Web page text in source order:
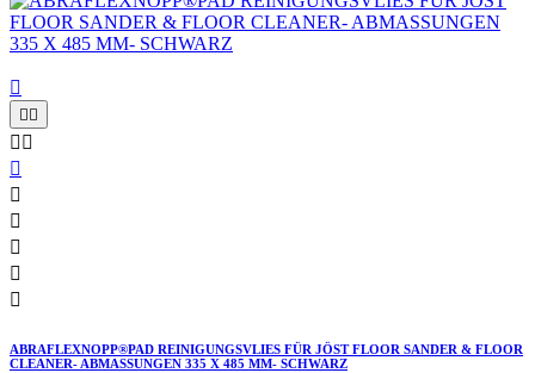


 






ABRAFLEXNOPP®PAD REINIGUNGSVLIES FÜR JÖST FLOOR SANDER & FLOOR
CLEANER- ABMASSUNGEN 335 X 485 MM- SCHWARZ